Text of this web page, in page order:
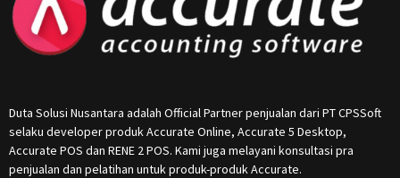
Duta Solusi Nusantara adalah Official Partner penjualan dari PT CPSSoft
selaku developer produk Accurate Online, Accurate 5 Desktop,
Accurate POS dan RENE 2 POS. Kami juga melayani konsultasi pra
penjualan dan pelatihan untuk produk-produk Accurate.